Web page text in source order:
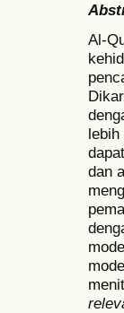
Al-
lebih
dan